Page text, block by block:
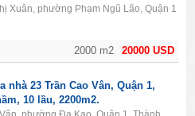
20000 USD
2000 m2
Xuân, phường Phạm Ngũ Lão, Quận 1
nhà 23 Trần Cao Vân, Quận 1,
10 lầu, 2200m2.